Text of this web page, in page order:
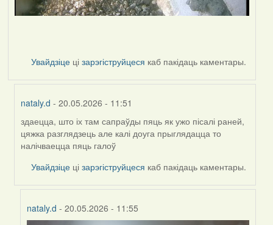
Увайдзіце цізарэгіструйцеся каб пакідаць каментары.
nataly.d - 20.05.2026 - 11:51
In
reply
to
здаецца, што іх там сапраўды пяць як ужо пісалі раней,
цяжка разглядзець але калі доуга прыглядацца то
налічваецца пяць галоў
Увайдзіце цізарэгіструйцеся каб пакідаць каментары.
nataly.d - 20.05.2026 - 11:55